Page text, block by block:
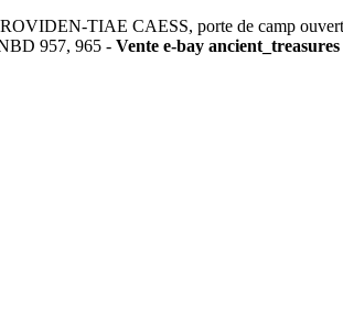
TIAE CAESS, porte de camp
957, 965 - Vente e-bay